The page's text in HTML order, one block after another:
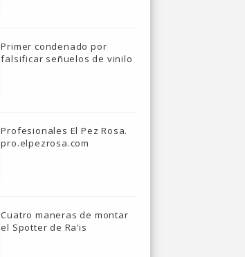
Primer condenado por
falsificar señuelos de vinilo
Profesionales El Pez Rosa.
pro.elpezrosa.com
Cuatro maneras de montar
el Spotter de Ra’is